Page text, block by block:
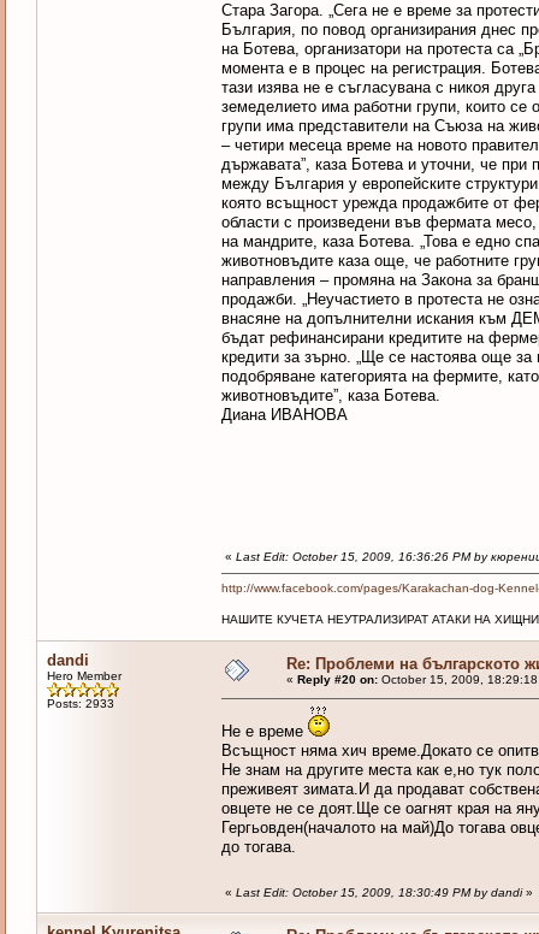
Стара Загора. „Сега не е време за
България, по повод организирания днес
на Ботева, организатори на протеста са
момента е в процес на регистрация.
тази изява не е съгласувана с никоя
земеделието има работни групи, които се
групи има представители на Съюза на
– четири месеца време на новото
държавата”, каза Ботева и уточни, че при
между България у европейските
която всъщност урежда продажбите от
области с произведени във фермата
на мандрите, каза Ботева. „Това е едно
животновъдите каза още, че работните
направления – промяна на Закона за
продажби. „Неучастието в протеста не
внасяне на допълнителни искания към
бъдат рефинансирани кредитите на
кредити за зърно. „Ще се настоява още
подобряване категорията на фермите,
животновъдите”, каза Ботева.
Диана ИВАНОВА
« Last Edit: October 15, 2009, 16:36:26 PM by
http://www.facebook.com/pages/Karakachan-dog-
НАШИТЕ КУЧЕТА НЕУТРАЛИЗИРАТ АТАКИ НА
dandi
Hero Member
Posts: 2933
Re: Проблеми на българското
« Reply #20 on:October 15, 2009, 18:29:18
Не е време
Всъщност няма хич време.Докато се
Не знам на другите места как е,но тук
преживеят зимата.И да продават
овцете не се доят.Ще се оагнят края на
Гергьовден(началото на май)До тогава
до тогава.
« Last Edit: October 15, 2009, 18:30:49 PM by dandi»